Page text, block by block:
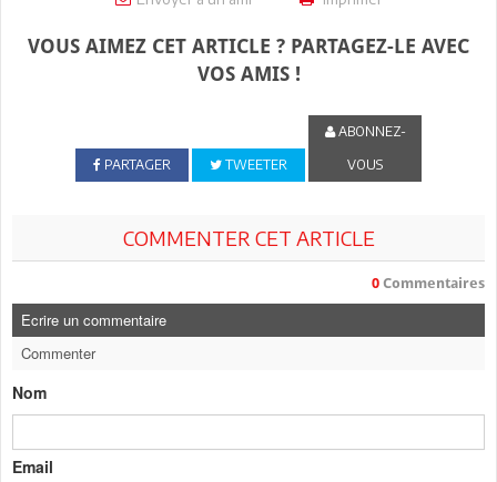
VOUS AIMEZ CET ARTICLE ? PARTAGEZ-LE AVEC
VOS AMIS !
PARTAGER TWEETER
ABONNEZ-
VOUS
COMMENTER CET ARTICLE
0 Commentaires
Ecrire un commentaire
Commenter
Nom
Email